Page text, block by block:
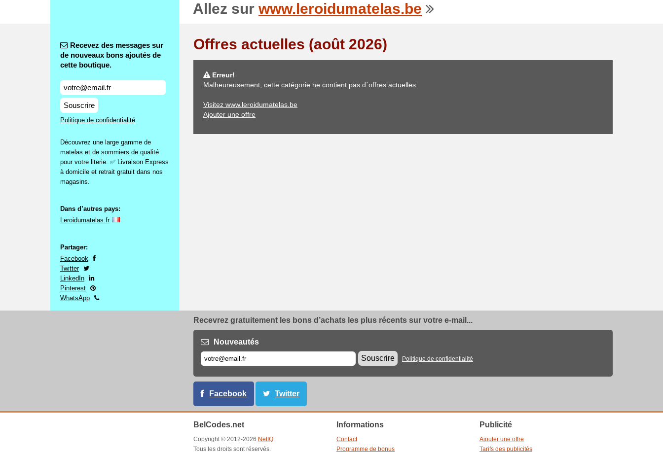
Allez sur www.leroidumatelas.be
Recevez des messages sur
de nouveaux bons ajoutés de
cette boutique.
Souscrire
Politique de confidentialité
Découvrez une large gamme de
matelas et de sommiers de qualité
pour votre literie. ✅ Livraison Express
à domicile et retrait gratuit dans nos
magasins.
Dans d’autres pays:
Leroidumatelas.fr
Partager:
Facebook
Twitter
LinkedIn
Pinterest
WhatsApp
Offres actuelles (août 2026)
Erreur!
Malheureusement, cette catégorie ne contient pas d´offres actuelles.
Visitez www.leroidumatelas.be
Ajouter une offre
Recevrez gratuitement les bons d’achats les plus récents sur votre e-mail...
Nouveautés
Souscrire
Politique de confidentialité
Facebook Twitter
BelCodes.net
Copyright © 2012-2026 NetIQ.
Tous les droits sont réservés.
Informations
Contact
Programme de bonus
Publicité
Ajouter une offre
Tarifs des publicités